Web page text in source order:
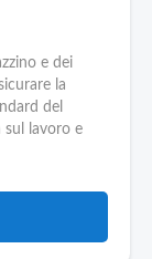
e dei
la
del
sul lavoro e